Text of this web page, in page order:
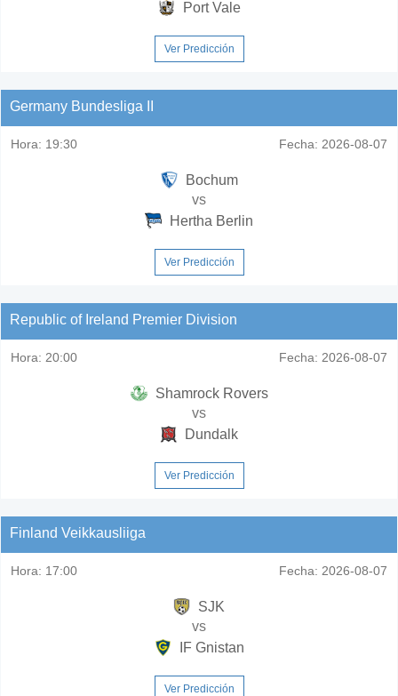
Port Vale
Ver Predicción
Germany Bundesliga II
Hora: 19:30 Fecha: 2026-08-07
Bochum
vs
Hertha Berlin
Ver Predicción
Republic of Ireland Premier Division
Hora: 20:00 Fecha: 2026-08-07
Shamrock Rovers
vs
Dundalk
Ver Predicción
Finland Veikkausliiga
Hora: 17:00 Fecha: 2026-08-07
SJK
vs
IF Gnistan
Ver Predicción